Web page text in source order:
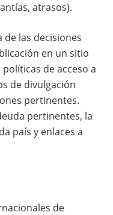
atrasos).
las decisiones
en un sitio
de acceso a
de divulgación
pertinentes.
pertinentes, la
país y enlaces a
de